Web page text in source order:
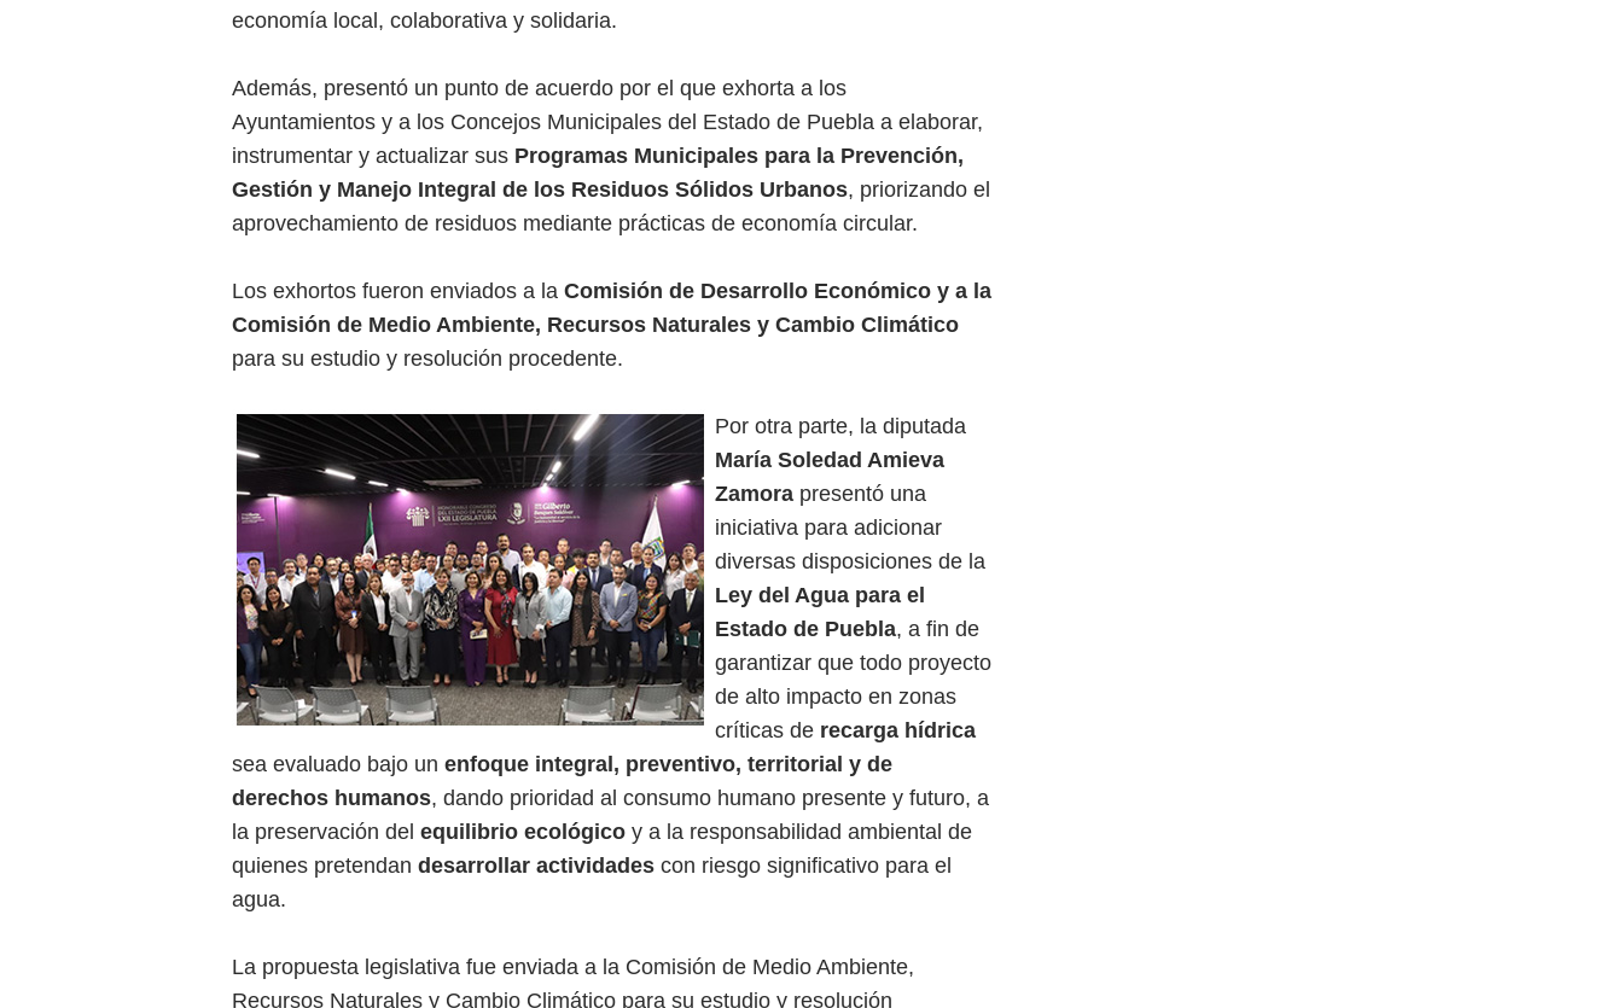
economía local, colaborativa y solidaria.
Además, presentó un punto de acuerdo por el que exhorta a los
Ayuntamientos y a los Concejos Municipales del Estado de Puebla a elaborar,
instrumentar y actualizar sus Programas Municipales para la Prevención,
Gestión y Manejo Integral de los Residuos Sólidos Urbanos, priorizando el
aprovechamiento de residuos mediante prácticas de economía circular.
Los exhortos fueron enviados a la Comisión de Desarrollo Económico y a la
Comisión de Medio Ambiente, Recursos Naturales y Cambio Climático
para su estudio y resolución procedente.
Por otra parte, la diputada
María Soledad Amieva
Zamora presentó una
iniciativa para adicionar
diversas disposiciones de la
Ley del Agua para el
Estado de Puebla, a fin de
garantizar que todo proyecto
de alto impacto en zonas
críticas de recarga hídrica
sea evaluado bajo un enfoque integral, preventivo, territorial y de
derechos humanos, dando prioridad al consumo humano presente y futuro, a
la preservación del equilibrio ecológico y a la responsabilidad ambiental de
quienes pretendan desarrollar actividades con riesgo significativo para el
agua.
La propuesta legislativa fue enviada a la Comisión de Medio Ambiente,
Recursos Naturales y Cambio Climático para su estudio y resolución